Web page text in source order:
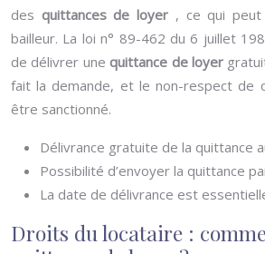
des quittances de loyer , ce qui
bailleur. La loi n° 89-462 du 6 juillet
de délivrer unequittance de loyer
fait la demande, et le non-respect de
être sanctionné.
Délivrance gratuite de la quittance
Possibilité d’envoyer la quittance
La date de délivrance est
Droits du locataire :